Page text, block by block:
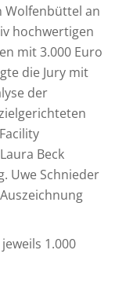
Wolfenbüttel an
hochwertigen
mit 3.000 Euro
die Jury mit
der
Beck
Uwe Schnieder
1.000